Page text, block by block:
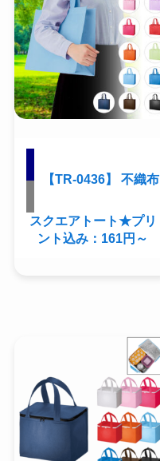
【TR-0436】 不織布
スクエアトート★プリ
ント込み：161円～